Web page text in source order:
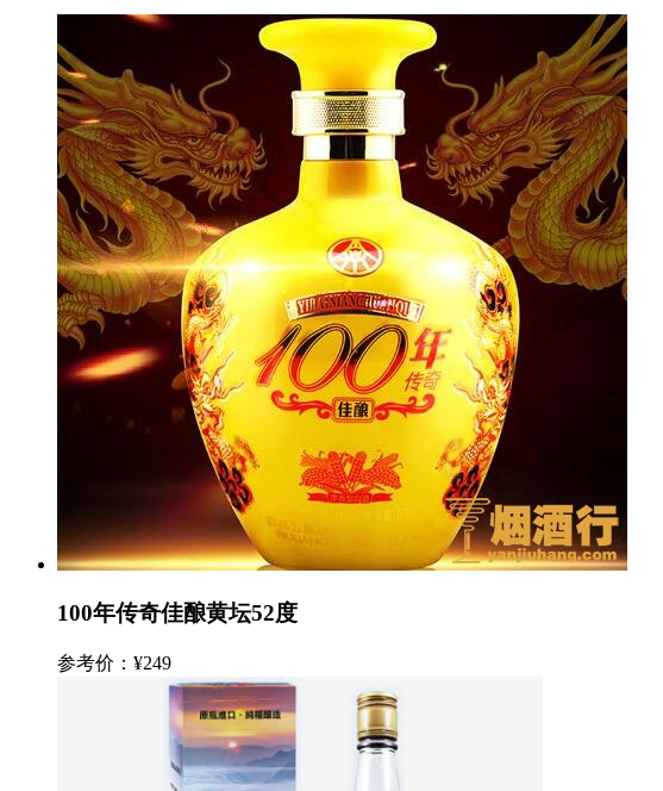
100年传奇佳酿黄坛52度
参考价：¥249